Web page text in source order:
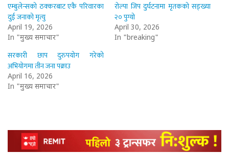
एम्बुलेन्सको ठक्करबाट एकै परिवारका
दुई जनाको मृत्यु
April 19, 2026
In "मुख्य समाचार"
रोल्पा जिप दुर्घटनामा मृतकको सङ्ख्या
२० पुग्यो
April 30, 2026
In "breaking"
सरकारी छाप दुरुपयोग गरेको
अभियोगमा तीन जना पक्राउ
April 16, 2026
In "मुख्य समाचार"